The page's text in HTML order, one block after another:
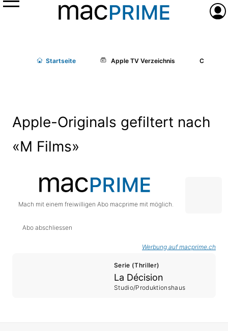
Menü
Startseite Apple TV Verzeichnis Cast/
Apple-Originals gefiltert nach
«M Films»
Mach mit einem freiwilligen Abo macprime mit möglich.
Abo abschliessen
Werbung auf macprime.ch
Serie (Thriller)
La Décision
Studio/Produktionshaus